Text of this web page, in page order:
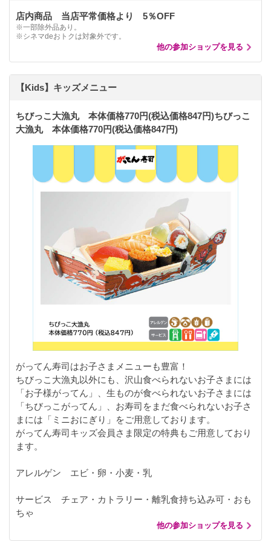
店内商品 当店平常価格より 5％OFF
※一部除外品あり。
※シネマdeおトクは対象外です。
他の参加ショップを見る
【Kids】キッズメニュー
ちびっこ大漁丸 本体価格770円(税込価格847円)ちびっこ
大漁丸 本体価格770円(税込価格847円)
がってん寿司はお子さまメニューも豊富！
ちびっこ大漁丸以外にも、沢山食べられないお子さまには
「お子様がってん」、生ものが食べられないお子さまには
「ちびっこがってん」、お寿司をまだ食べられないお子さ
まには「ミニおにぎり」をご用意しております。
がってん寿司キッズ会員さま限定の特典もご用意しており
ます。
アレルゲン エビ・卵・小麦・乳
サービス チェア・カトラリー・離乳食持ち込み可・おも
ちゃ
他の参加ショップを見る